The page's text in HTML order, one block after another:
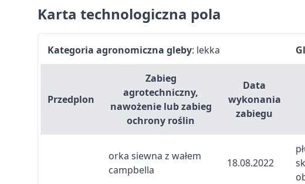
Karta technologiczna pola
Kategoria agronomiczna gleby: lekka
Przedplon
Zabieg
agrotechniczny,
nawożenie lub zabieg
ochrony roślin
Data
wykonania
zabiegu
orka siewna z wałem
campbella
18.08.2022